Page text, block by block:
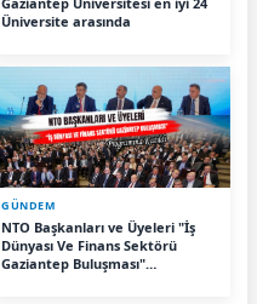
Üniversite arasında
GÜNDEM
NTO Başkanları ve Üyeleri "İş
Dünyası Ve Finans Sektörü
Gaziantep Buluşması"